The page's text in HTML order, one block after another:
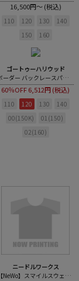
16,500円～ (税込)
110 120 130
140
150
160
ゴートゥーハリウッド
ボーダー バックレースパッチ ラガーシャツ
60％OFF6,512円 (税込)
110 120 130
140
00(150K)
01(150)
02(160)
ニードルワークス
【NeWo】スマイルスウェットパンツ